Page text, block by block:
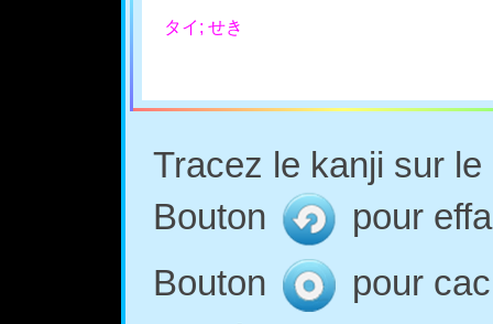
タイ; せき
Tracez le kanji sur
Bouton
pour
Bouton
pour